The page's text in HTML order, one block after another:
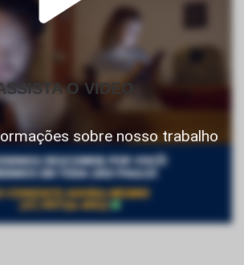
O VIDEO
sobre nosso trabalho